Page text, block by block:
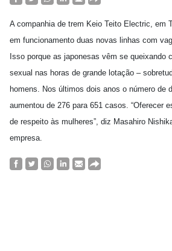
A companhia de trem Keio Teito Electric, em
em funcionamento duas novas linhas com
Isso porque as japonesas vêm se queixando
sexual nas horas de grande lotação –
homens. Nos últimos dois anos o número de
aumentou de 276 para 651 casos. “Oferecer
de respeito às mulheres”, diz Masahiro
empresa.